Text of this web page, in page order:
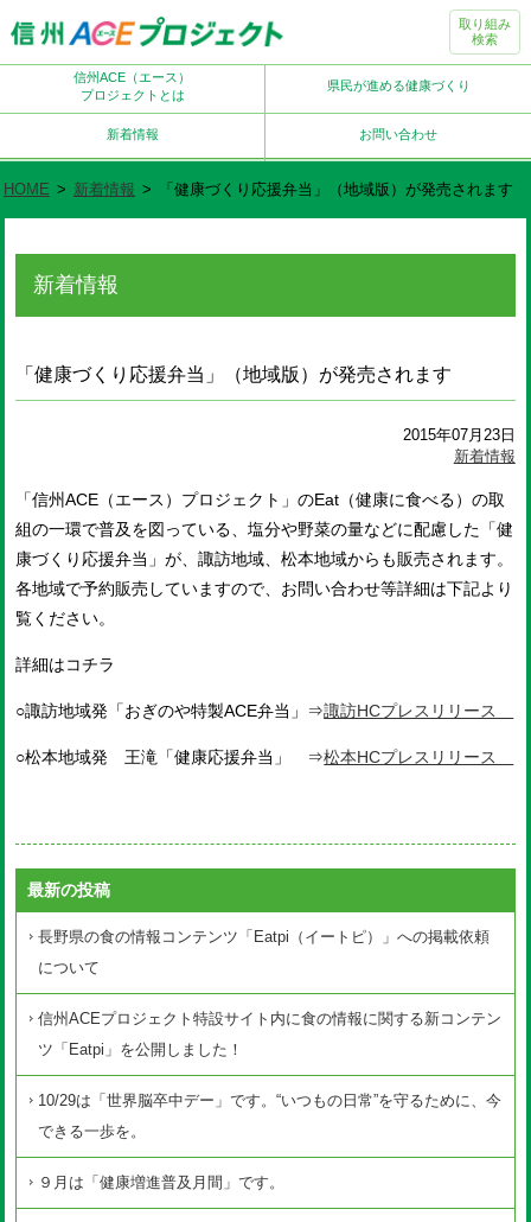
取り組み
検索
信州ACE（エース）
プロジェクトとは
県民が進める健康づくり
新着情報 お問い合わせ
HOME > 新着情報 > 「健康づくり応援弁当」（地域版）が発売されます
新着情報
「健康づくり応援弁当」（地域版）が発売されます
2015年07月23日
新着情報
「信州ACE（エース）プロジェクト」のEat（健康に食べる）の取
組の一環で普及を図っている、塩分や野菜の量などに配慮した「健
康づくり応援弁当」が、諏訪地域、松本地域からも販売されます。
各地域で予約販売していますので、お問い合わせ等詳細は下記より
覧ください。
詳細はコチラ
○諏訪地域発「おぎのや特製ACE弁当」⇒諏訪HCプレスリリース
○松本地域発 王滝「健康応援弁当」 ⇒松本HCプレスリリース
最新の投稿
長野県の食の情報コンテンツ「Eatpi（イートピ）」への掲載依頼
について
信州ACEプロジェクト特設サイト内に食の情報に関する新コンテン
ツ「Eatpi」を公開しました！
10/29は「世界脳卒中デー」です。“いつもの日常”を守るために、今
できる一歩を。
９月は「健康増進普及月間」です。